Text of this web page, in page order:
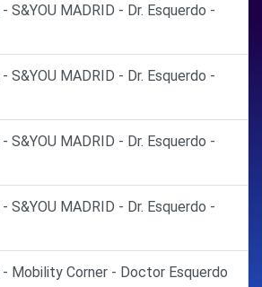
S&YOU MADRID - Dr. Esquerdo -
S&YOU MADRID - Dr. Esquerdo -
S&YOU MADRID - Dr. Esquerdo -
S&YOU MADRID - Dr. Esquerdo -
Mobility Corner - Doctor Esquerdo